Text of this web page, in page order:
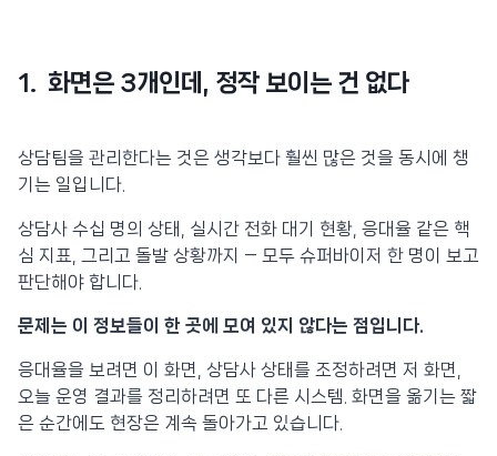
1. 화면은 3개인데, 정작 보이는 건 없다
상담팀을 관리한다는 것은 생각보다 훨씬 많은 것을 동시에 챙
기는 일입니다.
상담사 수십 명의 상태, 실시간 전화 대기 현황, 응대율 같은 핵
심 지표, 그리고 돌발 상황까지 — 모두 슈퍼바이저 한 명이 보고
판단해야 합니다.
문제는 이 정보들이 한 곳에 모여 있지 않다는 점입니다.
응대율을 보려면 이 화면, 상담사 상태를 조정하려면 저 화면,
오늘 운영 결과를 정리하려면 또 다른 시스템. 화면을 옮기는 짧
은 순간에도 현장은 계속 돌아가고 있습니다.